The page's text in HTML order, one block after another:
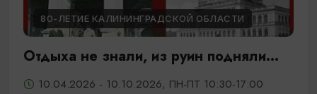
80-ЛЕТИЕ КАЛИНИНГРАДСКОЙ ОБЛАСТИ
Отдыха не знали, из руин подняли...
10.04.2026 - 10.10.2026, ПН-ПТ 10:30-17:00